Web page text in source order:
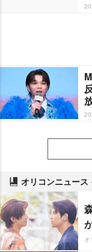
オリコンニュース
オ